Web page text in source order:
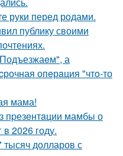
руки перед родами.
публику своими
а
опeрaция "чтo-то
мама!
пpезeнтaции мамбы о
в 2026 году.
тысяч долларов с